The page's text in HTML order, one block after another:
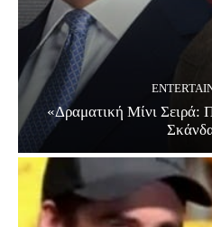
«Δραματική Μίνι Σειρά: